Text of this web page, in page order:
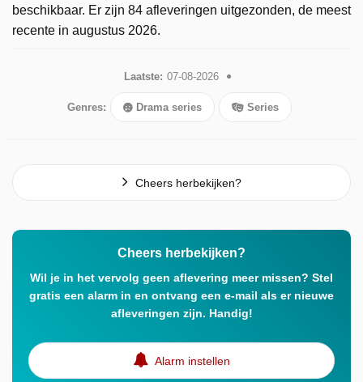
beschikbaar. Er zijn 84 afleveringen uitgezonden, de meest
recente in augustus 2026.
Laatste: 07-08-2026
Genres: Drama series Series
Cheers herbekijken?
Cheers herbekijken?
Wil je in het vervolg geen aflevering meer missen? Stel
gratis een alarm in en ontvang een e-mail als er nieuwe
afleveringen zijn. Handig!
Alarm instellen